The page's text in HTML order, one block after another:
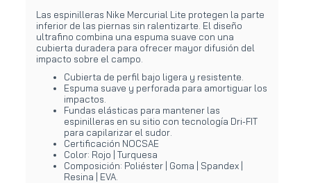
Las espinilleras Nike Mercurial Lite protegen la parte
inferior de las piernas sin ralentizarte. El diseño
ultrafino combina una espuma suave con una
cubierta duradera para ofrecer mayor difusión del
impacto sobre el campo.
Cubierta de perfil bajo ligera y resistente.
Espuma suave y perforada para amortiguar los
impactos.
Fundas elásticas para mantener las
espinilleras en su sitio con tecnología Dri-FIT
para capilarizar el sudor.
Certificación NOCSAE
Color: Rojo | Turquesa
Composición: Poliéster | Goma | Spandex |
Resina | EVA.